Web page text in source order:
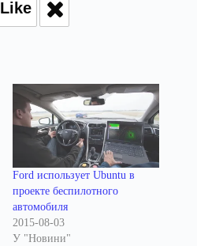
Like
Ford использует Ubuntu в
проекте беспилотного
автомобиля
2015-08-03
У "Новини"